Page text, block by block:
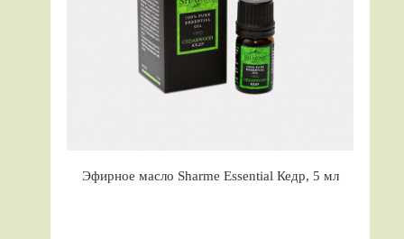
Эфирное масло Sharme Essential Кедр, 5 мл